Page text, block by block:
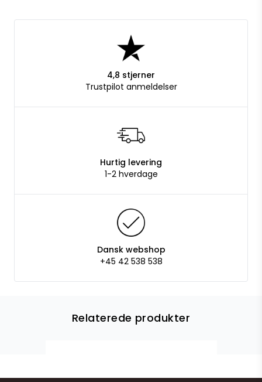
4,8 stjerner
Trustpilot anmeldelser
Hurtig levering
1-2 hverdage
Dansk webshop
+45 42 538 538
Relaterede produkter